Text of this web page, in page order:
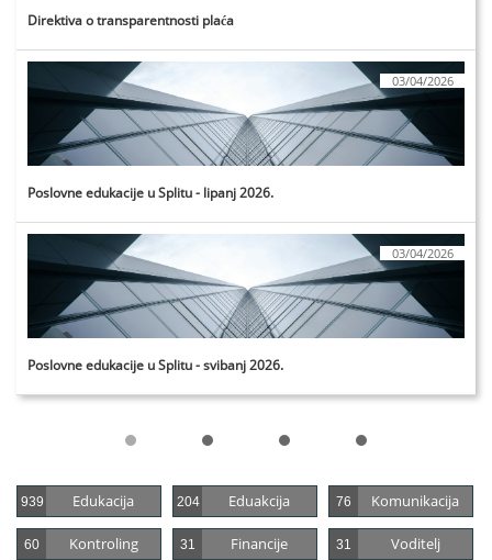
Direktiva o transparentnosti plaća
Poslovne edukacije u Splitu - lipanj 2026.
03/04/2026
Poslovne edukacije u Splitu - svibanj 2026.
03/04/2026
Edukacija
939 Eduakcija
204 Komunikacija
76
Kontroling
60 Financije
31 Voditelj
31